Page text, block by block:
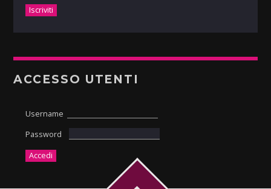
ACCESSO UTENTI
Username
Password